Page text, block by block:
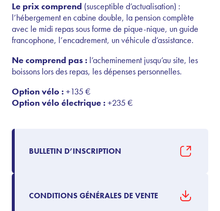
Le prix comprend (susceptible d’actualisation) :
l’hébergement en cabine double, la pension complète
avec le midi repas sous forme de pique-nique, un guide
francophone, l’encadrement, un véhicule d’assistance.
Ne comprend pas : l’acheminement jusqu’au site, les
boissons lors des repas, les dépenses personnelles.
Option vélo : +135 €
Option vélo électrique : +235 €
BULLETIN D’INSCRIPTION
CONDITIONS GÉNÉRALES DE VENTE